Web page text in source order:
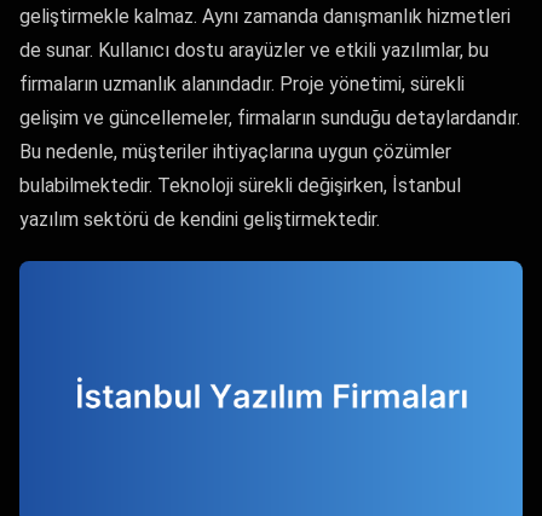
geliştirmekle kalmaz. Aynı zamanda danışmanlık hizmetleri
de sunar. Kullanıcı dostu arayüzler ve etkili yazılımlar, bu
firmaların uzmanlık alanındadır. Proje yönetimi, sürekli
gelişim ve güncellemeler, firmaların sunduğu detaylardandır.
Bu nedenle, müşteriler ihtiyaçlarına uygun çözümler
bulabilmektedir. Teknoloji sürekli değişirken, İstanbul
yazılım sektörü de kendini geliştirmektedir.